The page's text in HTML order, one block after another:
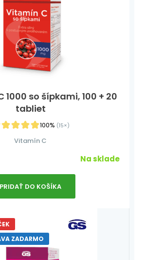
1000 so šípkami, 100 + 20
tabliet
100% (15×)
Vitamín C
Na sklade
PRIDAŤ DO KOŠÍKA
ZADARMO